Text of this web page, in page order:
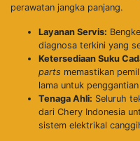
perawatan jangka panjang.
Layanan Servis:
diagnosa terkini yang
Ketersediaan Suku
parts memastikan
lama untuk
Tenaga Ahli: Seluruh
dari Chery Indonesia
sistem elektrikal